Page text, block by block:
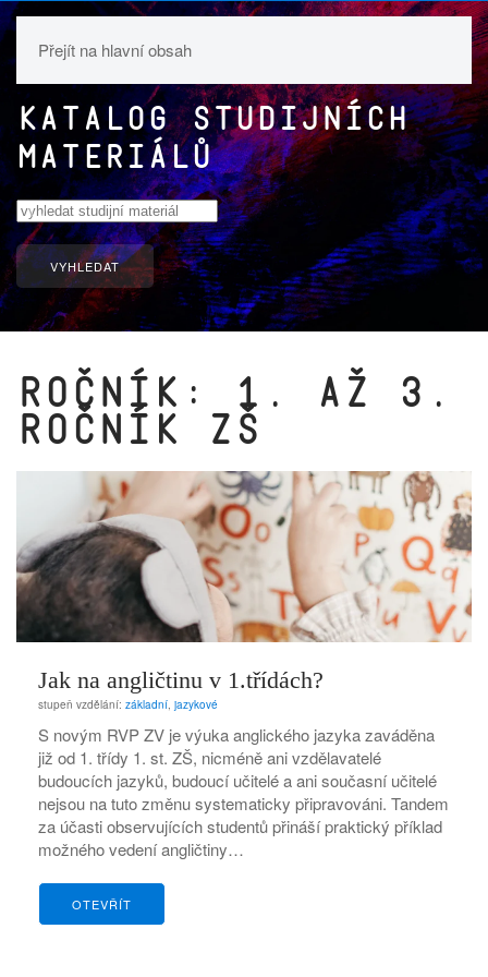
Přejít na hlavní obsah
Katalog studijních
materiálů
VYHLEDAT
Ročník: 1. až 3.
ročník ZŠ
Jak na angličtinu v 1.třídách?
stupeň vzdělání: základní jazykové
S novým RVP ZV je výuka anglického jazyka zaváděna
již od 1. třídy 1. st. ZŠ, nicméně ani vzdělavatelé
budoucích jazyků, budoucí učitelé a ani současní učitelé
nejsou na tuto změnu systematicky připravováni. Tandem
za účasti observujících studentů přináší praktický příklad
možného vedení angličtiny…
OTEVŘÍT